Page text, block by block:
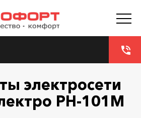
phone_in_talk
электросети
PH-101M